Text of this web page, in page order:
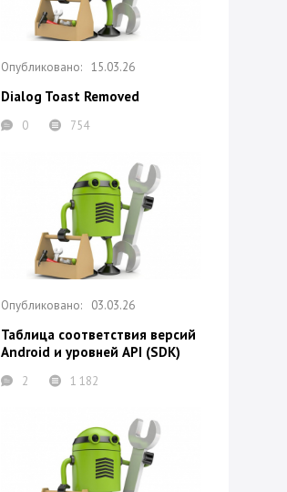
15.03.26
Dialog Toast Removed
0 754
03.03.26
Таблица соответствия версий
Android и уровней API (SDK)
2 1 182